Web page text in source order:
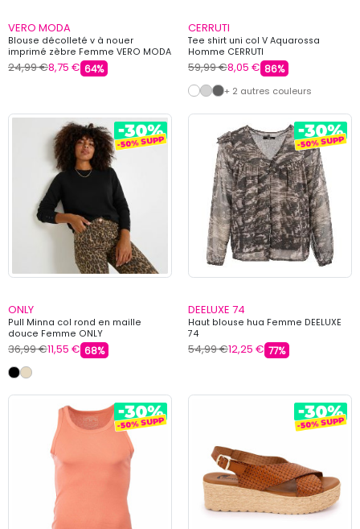
VERO MODA
Blouse décolleté v à nouer
imprimé zèbre Femme VERO MODA
24,99 €8,75 € 64%
CERRUTI
Tee shirt uni col V Aquarossa
Homme CERRUTI
59,99 €8,05 € 86%
+ 2 autres couleurs
ONLY
Pull Minna col rond en maille
douce Femme ONLY
36,99 €11,55 € 68%
DEELUXE 74
Haut blouse hua Femme DEELUXE
74
54,99 €12,25 € 77%